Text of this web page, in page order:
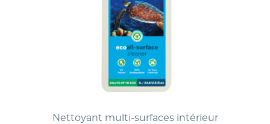
Nettoyant multi-surfaces intérieur